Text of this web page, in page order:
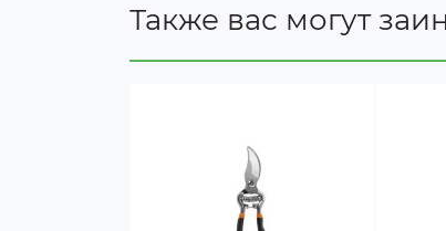
Также вас могут